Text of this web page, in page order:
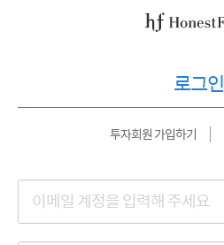
로그인
투자회원 가입하기